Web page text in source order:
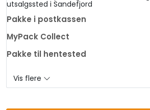
utsalgssted i Sandefjord
Pakke i postkassen
MyPack Collect
Pakke til hentested
Vis flere